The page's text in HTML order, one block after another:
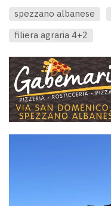
spezzano albanese
filiera agraria 4+2